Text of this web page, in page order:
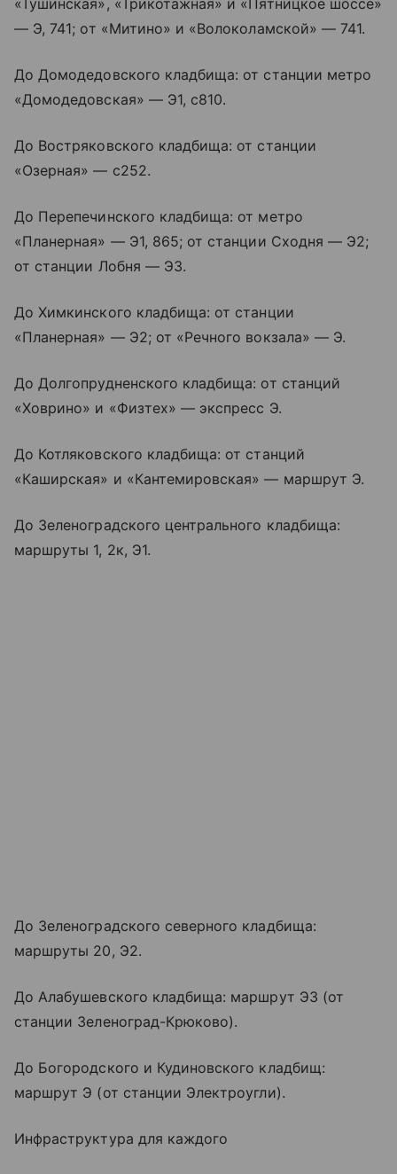
— Э, 741; от «Митино» и «Волоколамской» — 741.
До Домодедовского кладбища: от станции метро
«Домодедовская» — Э1, с810.
До Востряковского кладбища: от станции
«Озерная» — с252.
До Перепечинского кладбища: от метро
«Планерная» — Э1, 865; от станции Сходня — Э2;
от станции Лобня — Э3.
До Химкинского кладбища: от станции
«Планерная» — Э2; от «Речного вокзала» — Э.
До Долгопрудненского кладбища: от станций
«Ховрино» и «Физтех» — экспресс Э.
До Котляковского кладбища: от станций
«Каширская» и «Кантемировская» — маршрут Э.
До Зеленоградского центрального кладбища:
маршруты 1, 2к, Э1.
До Зеленоградского северного кладбища:
маршруты 20, Э2.
До Алабушевского кладбища: маршрут Э3 (от
станции Зеленоград-Крюково).
До Богородского и Кудиновского кладбищ:
маршрут Э (от станции Электроугли).
Инфраструктура для каждого